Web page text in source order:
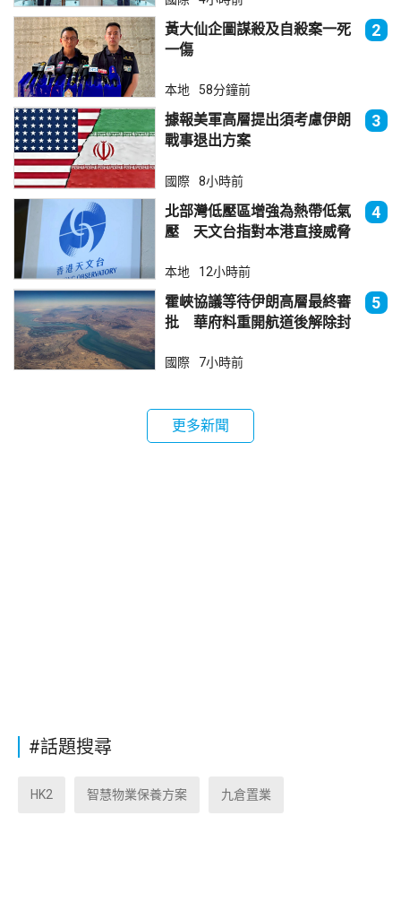
黃大仙企圖謀殺及自殺案一死
一傷
2
本地 58分鐘前
據報美軍高層提出須考慮伊朗
戰事退出方案
3
國際 8小時前
北部灣低壓區增強為熱帶低氣
壓 天文台指對本港直接威脅
4
本地 12小時前
霍峽協議等待伊朗高層最終審
批 華府料重開航道後解除封
5
國際 7小時前
更多新聞
#話題搜尋
HK2 智慧物業保養方案 九倉置業